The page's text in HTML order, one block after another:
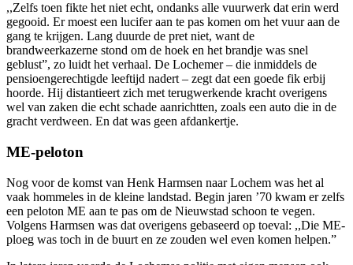
,,Zelfs toen fikte het niet echt, ondanks alle vuurwerk dat erin werd
gegooid. Er moest een lucifer aan te pas komen om het vuur aan de
gang te krijgen. Lang duurde de pret niet, want de
brandweerkazerne stond om de hoek en het brandje was snel
geblust”, zo luidt het verhaal. De Lochemer – die inmiddels de
pensioengerechtigde leeftijd nadert – zegt dat een goede fik erbij
hoorde. Hij distantieert zich met terugwerkende kracht overigens
wel van zaken die echt schade aanrichtten, zoals een auto die in de
gracht verdween. En dat was geen afdankertje.
ME-peloton
Nog voor de komst van Henk Harmsen naar Lochem was het al
vaak hommeles in de kleine landstad. Begin jaren ’70 kwam er zelfs
een peloton ME aan te pas om de Nieuwstad schoon te vegen.
Volgens Harmsen was dat overigens gebaseerd op toeval: ,,Die ME-
ploeg was toch in de buurt en ze zouden wel even komen helpen.”